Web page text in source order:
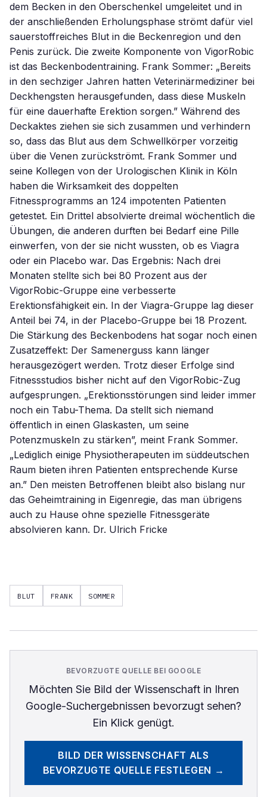
dem Becken in den Oberschenkel umgeleitet und in
der anschließenden Erholungsphase strömt dafür viel
sauerstoffreiches Blut in die Beckenregion und den
Penis zurück. Die zweite Komponente von VigorRobic
ist das Beckenbodentraining. Frank Sommer: „Bereits
in den sechziger Jahren hatten Veterinärmediziner bei
Deckhengsten herausgefunden, dass diese Muskeln
für eine dauerhafte Erektion sorgen.” Während des
Deckaktes ziehen sie sich zusammen und verhindern
so, dass das Blut aus dem Schwellkörper vorzeitig
über die Venen zurückströmt. Frank Sommer und
seine Kollegen von der Urologischen Klinik in Köln
haben die Wirksamkeit des doppelten
Fitnessprogramms an 124 impotenten Patienten
getestet. Ein Drittel absolvierte dreimal wöchentlich die
Übungen, die anderen durften bei Bedarf eine Pille
einwerfen, von der sie nicht wussten, ob es Viagra
oder ein Placebo war. Das Ergebnis: Nach drei
Monaten stellte sich bei 80 Prozent aus der
VigorRobic-Gruppe eine verbesserte
Erektionsfähigkeit ein. In der Viagra-Gruppe lag dieser
Anteil bei 74, in der Placebo-Gruppe bei 18 Prozent.
Die Stärkung des Beckenbodens hat sogar noch einen
Zusatzeffekt: Der Samenerguss kann länger
herausgezögert werden. Trotz dieser Erfolge sind
Fitnessstudios bisher nicht auf den VigorRobic-Zug
aufgesprungen. „Erektionsstörungen sind leider immer
noch ein Tabu-Thema. Da stellt sich niemand
öffentlich in einen Glaskasten, um seine
Potenzmuskeln zu stärken”, meint Frank Sommer.
„Lediglich einige Physiotherapeuten im süddeutschen
Raum bieten ihren Patienten entsprechende Kurse
an.” Den meisten Betroffenen bleibt also bislang nur
das Geheimtraining in Eigenregie, das man übrigens
auch zu Hause ohne spezielle Fitnessgeräte
absolvieren kann. Dr. Ulrich Fricke
BLUT FRANK SOMMER
BEVORZUGTE QUELLE BEI GOOGLE
Möchten Sie Bild der Wissenschaftin Ihren
Google-Suchergebnissen bevorzugt sehen?
Ein Klick genügt.
BILD DER WISSENSCHAFT ALS
BEVORZUGTE QUELLE FESTLEGEN →